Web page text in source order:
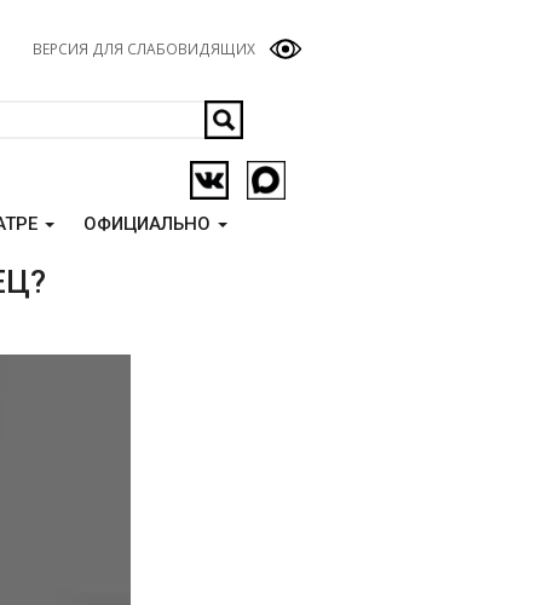
ВЕРСИЯ ДЛЯ СЛАБОВИДЯЩИХ
ОФИЦИАЛЬНО